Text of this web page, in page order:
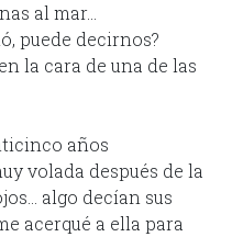
al mar…
puede decirnos?
la cara de una de las
años
volada después de la
algo decían sus
acerqué a ella para